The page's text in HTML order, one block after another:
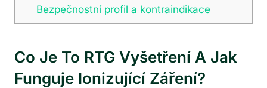
Bezpečnostní profil a kontraindikace
Co Je To RTG Vyšetření A Jak
Funguje Ionizující Záření?